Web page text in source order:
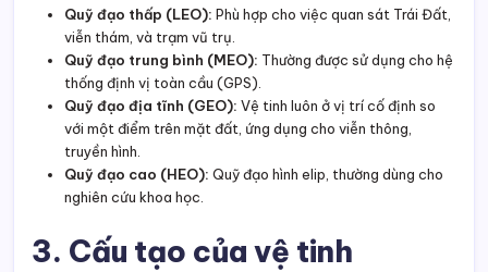
Quỹ đạo thấp (LEO): Phù hợp cho việc quan sát Trái Đất,
viễn thám, và trạm vũ trụ.
Quỹ đạo trung bình (MEO): Thường được sử dụng cho hệ
thống định vị toàn cầu (GPS).
Quỹ đạo địa tĩnh (GEO): Vệ tinh luôn ở vị trí cố định so
với một điểm trên mặt đất, ứng dụng cho viễn thông,
truyền hình.
Quỹ đạo cao (HEO): Quỹ đạo hình elip, thường dùng cho
nghiên cứu khoa học.
3. Cấu tạo của vệ tinh